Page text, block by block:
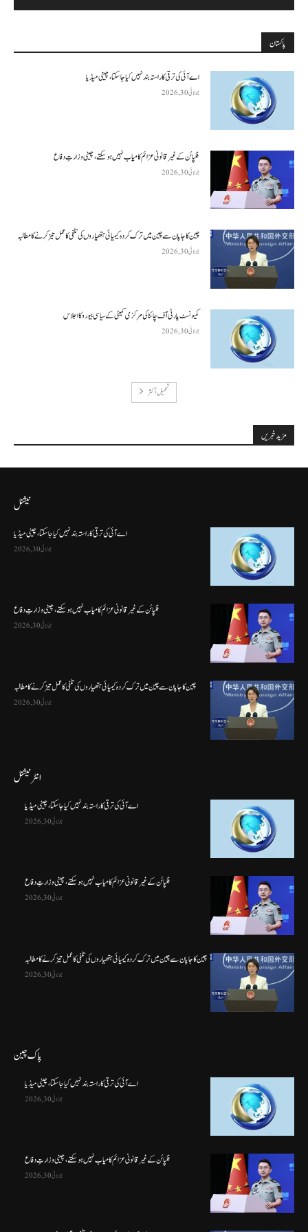
پاکستان
اے آئی کی ترقی کا راستہ بند نہیں کیا جا سکتا، چینی میڈیا
جولائی 30, 2026
فلپائن کے غیر قانونی عزائم کامیاب نہیں ہو سکتے ، چینی وزارتِ دفاع
جولائی 30, 2026
چین کا جاپان سے چین میں ترک کردہ کیمیائی ہتھیاروں کی تلفی کا عمل تیز کرنے کا مطالبہ
جولائی 30, 2026
کمیونسٹ پارٹی آف چائنا کی مرکزی کمیٹی کے سیاسی بیورو کا اجلاس
جولائی 30, 2026
تحميل أكثر
مزید خبریں
نیشنل
اے آئی کی ترقی کا راستہ بند نہیں کیا جا سکتا، چینی میڈیا
جولائی 30, 2026
فلپائن کے غیر قانونی عزائم کامیاب نہیں ہو سکتے ، چینی وزارتِ دفاع
جولائی 30, 2026
چین کا جاپان سے چین میں ترک کردہ کیمیائی ہتھیاروں کی تلفی کا عمل تیز کرنے کا مطالبہ
جولائی 30, 2026
انٹرنیشنل
اے آئی کی ترقی کا راستہ بند نہیں کیا جا سکتا، چینی میڈیا
جولائی 30, 2026
فلپائن کے غیر قانونی عزائم کامیاب نہیں ہو سکتے ، چینی وزارتِ دفاع
جولائی 30, 2026
چین کا جاپان سے چین میں ترک کردہ کیمیائی ہتھیاروں کی تلفی کا عمل تیز کرنے کا مطالبہ
جولائی 30, 2026
پاک چین
اے آئی کی ترقی کا راستہ بند نہیں کیا جا سکتا، چینی میڈیا
جولائی 30, 2026
فلپائن کے غیر قانونی عزائم کامیاب نہیں ہو سکتے ، چینی وزارتِ دفاع
جولائی 30, 2026